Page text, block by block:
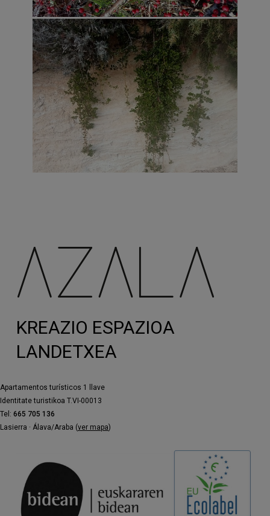
KREAZIO ESPAZIOA
LANDETXEA
Apartamentos turísticos 1 llave
Identitate turistikoa T.VI-00013
Tel: 665 705 136
Lasierra · Álava/Araba (ver mapa)